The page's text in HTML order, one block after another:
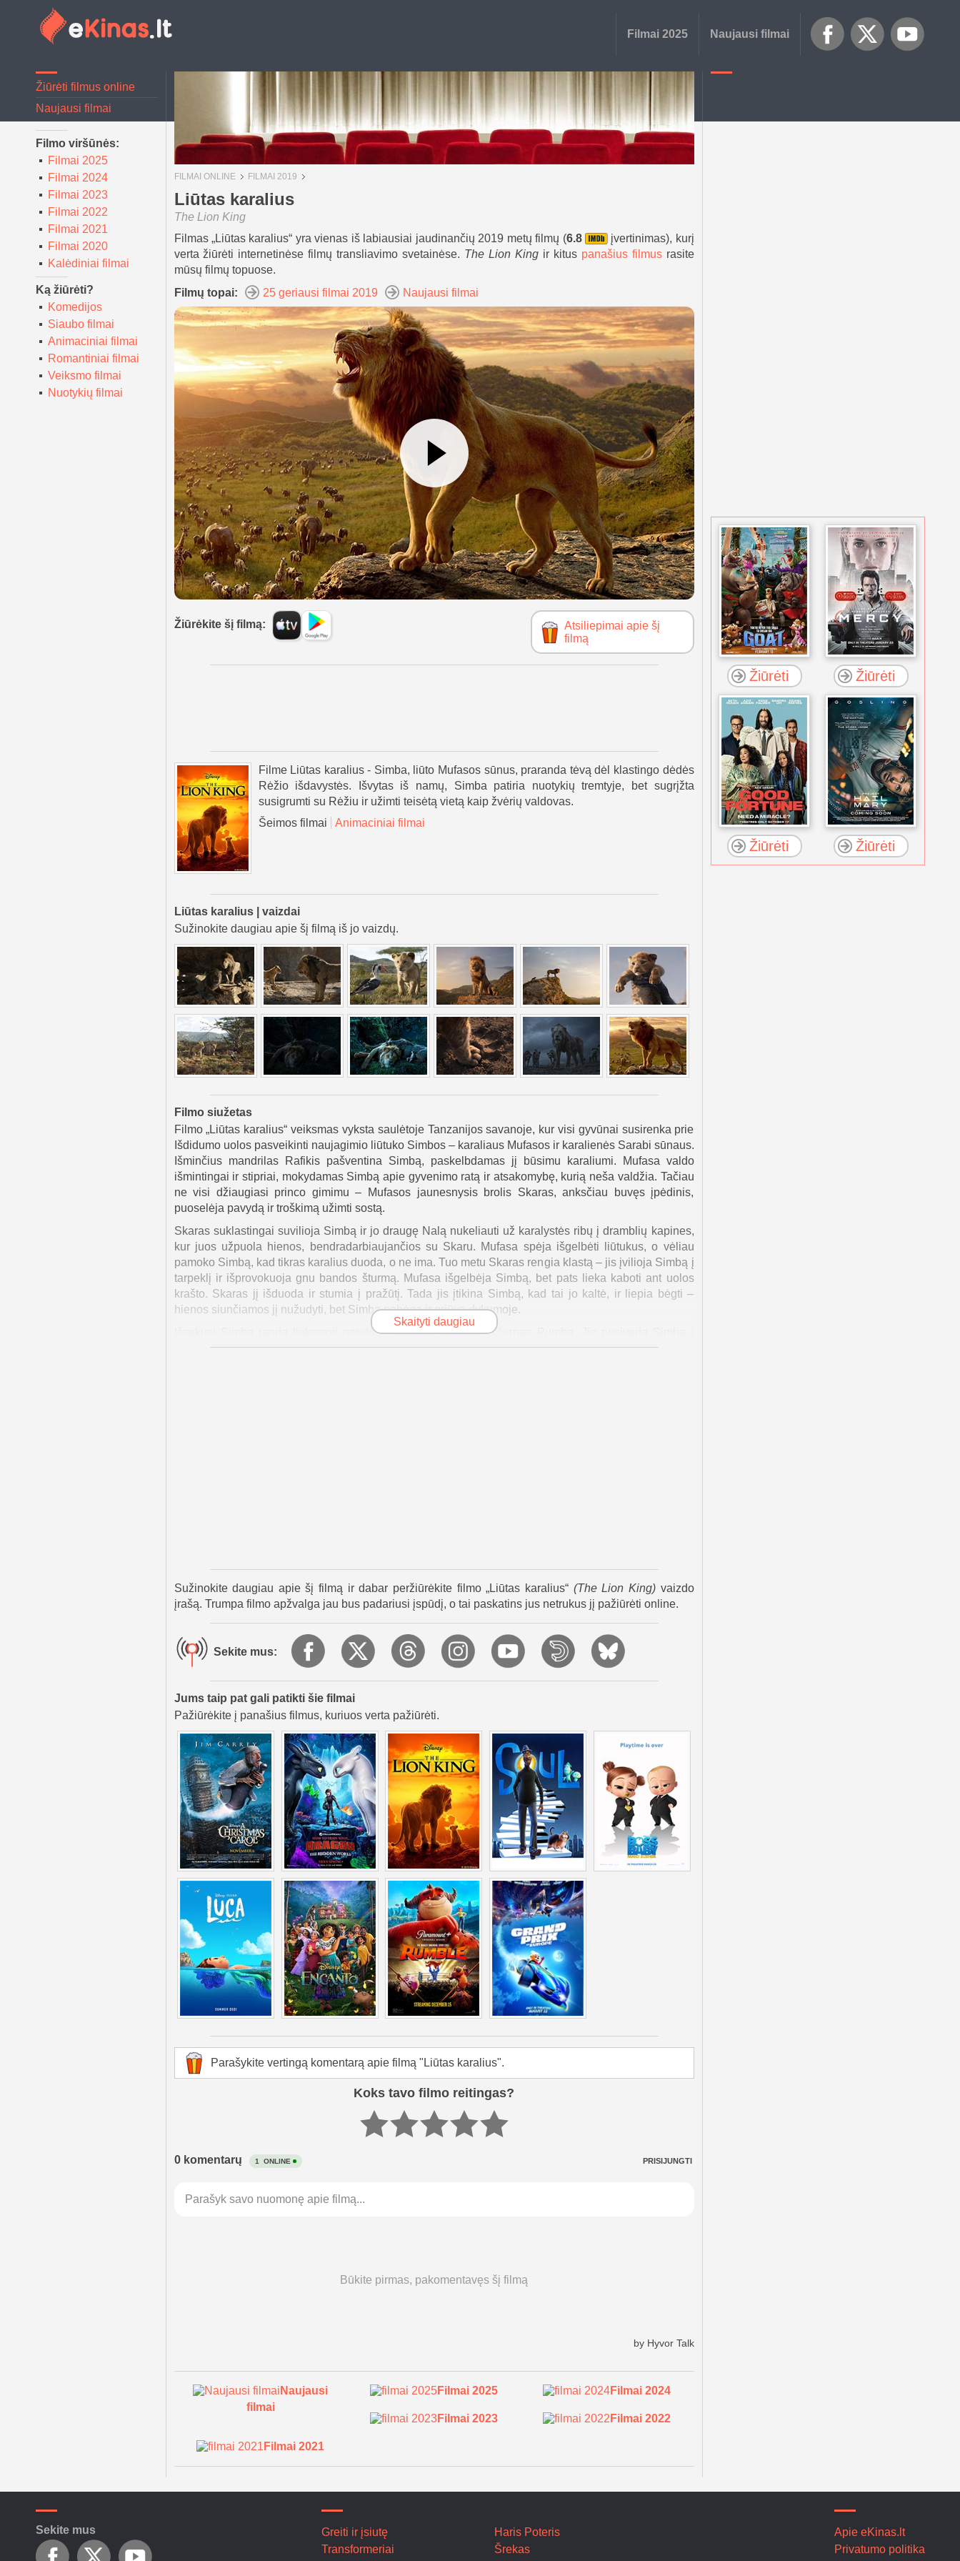
Naujausi filmai
Filmai 2025
Žiūrėti filmus online
Naujausi filmai
Filmo viršūnės:
Filmai 2025
Filmai 2024
Filmai 2023
Filmai 2022
Filmai 2021
Filmai 2020
Kalėdiniai filmai
Ką žiūrėti?
Komedijos
Siaubo filmai
Animaciniai filmai
Romantiniai filmai
Veiksmo filmai
Nuotykių filmai
Žiūrėti Žiūrėti
Žiūrėti Žiūrėti
FILMAI ONLINE FILMAI 2019
Liūtas karalius
The Lion King
Filmas „Liūtas karalius“ yra vienas iš labiausiai jaudinančių 2019 metų filmų (6.8
įvertinimas), kurį
verta žiūrėti internetinėse filmų transliavimo svetainėse. The Lion Kingir kitus panašius filmusrasite
mūsų filmų topuose.
Filmų topai:
25 geriausi filmai 2019 Naujausi filmai
Atsiliepimai apie šį
filmą
Žiūrėkite šį filmą:
Filme Liūtas karalius - Simba, liūto Mufasos sūnus, praranda tėvą dėl klastingo dėdės
Rėžio išdavystės. Išvytas iš namų, Simba patiria nuotykių tremtyje, bet sugrįžta
susigrumti su Rėžiu ir užimti teisėtą vietą kaip žvėrių valdovas.
Šeimos filmai
Animaciniai filmai
Liūtas karalius | vaizdai
Sužinokite daugiau apie šį filmą iš jo vaizdų.
Filmo siužetas
Filmo „Liūtas karalius“ veiksmas vyksta saulėtoje Tanzanijos savanoje, kur visi gyvūnai susirenka prie
Išdidumo uolos pasveikinti naujagimio liūtuko Simbos – karaliaus Mufasos ir karalienės Sarabi sūnaus.
Išminčius mandrilas Rafikis pašventina Simbą, paskelbdamas jį būsimu karaliumi. Mufasa valdo
išmintingai ir stipriai, mokydamas Simbą apie gyvenimo ratą ir atsakomybę, kurią neša valdžia. Tačiau
ne visi džiaugiasi princo gimimu – Mufasos jaunesnysis brolis Skaras, anksčiau buvęs įpėdinis,
puoselėja pavydą ir troškimą užimti sostą.
Skaras suklastingai suvilioja Simbą ir jo draugę Nalą nukeliauti už karalystės ribų į dramblių kapines,
kur juos užpuola hienos, bendradarbiaujančios su Skaru. Mufasa spėja išgelbėti liūtukus, o vėliau
pamoko Simbą, kad tikras karalius duoda, o ne ima. Tuo metu Skaras rengia klastą – jis įvilioja Simbą į
tarpeklį ir išprovokuoja gnu bandos šturmą. Mufasa išgelbėja Simbą, bet pats lieka kaboti ant uolos
krašto. Skaras jį išduoda ir stumia į pražūtį. Tada jis įtikina Simbą, kad tai jo kaltė, ir liepia bėgti –
hienos siunčiamos jį nužudyti, bet Simba pabėga ir griūva dykumoje.
Išsekusį Simbą randa linksmoji porelė – surikata Timonas ir šernas Pumba. Jie nusiveda Simbą į
žaliuojančią oazę ir moko jį „hakuna matata“ filosofijos – be rūpesčių. Simba užauga atsiribojęs nuo
Skaityti daugiau
Sužinokite daugiau apie šį filmą ir dabar peržiūrėkite filmo „Liūtas karalius“ (The Lion King)vaizdo
įrašą. Trumpa filmo apžvalga jau bus padariusi įspūdį, o tai paskatins jus netrukus jį pažiūrėti online.
Sekite mus:
Jums taip pat gali patikti šie filmai
Pažiūrėkite į panašius filmus, kuriuos verta pažiūrėti.
Parašykite vertingą komentarą apie filmą "Liūtas karalius".
Naujausi
filmai
Filmai 2025 Filmai 2024
Filmai 2023 Filmai 2022
Filmai 2021
Greiti ir įsiutę
Haris Poteris
Transformeriai
Šrekas
Sekite mus
Apie eKinas.lt
Privatumo politika